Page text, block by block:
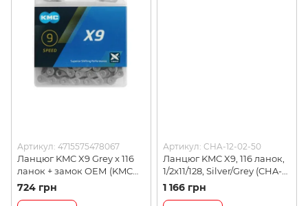
Артикул: 4715575478067
Ланцюг KMC X9 Grey x 116
ланок + замок ОЕМ (KMC
X9-5(OEM)_GG)
724 грн
Артикул: CHA-12-02-50
Ланцюг KMC X9, 116 ланок,
1/2x11/128, Silver/Grey (CHA-
12-02-50)
1 166 грн